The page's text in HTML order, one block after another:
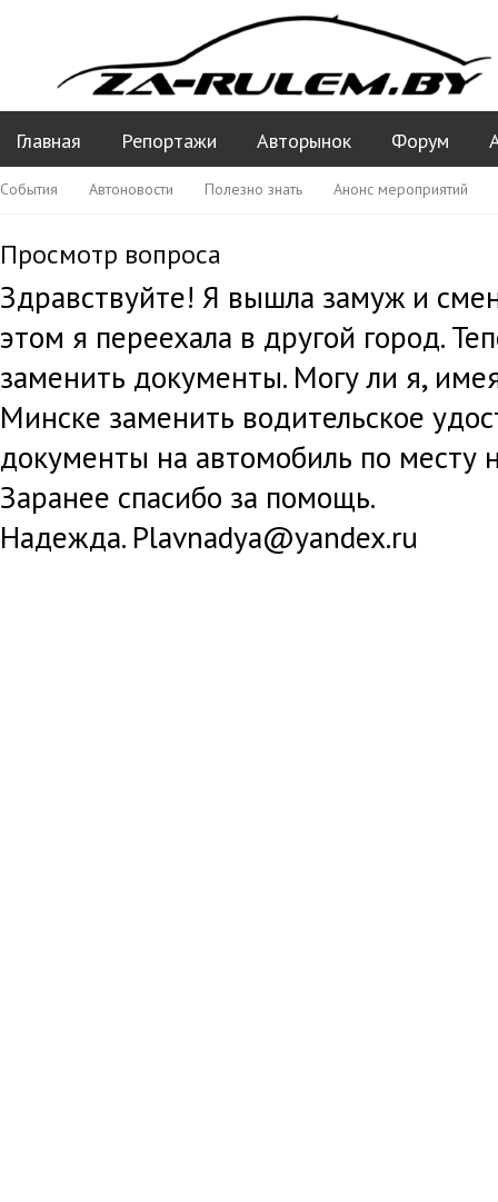
Главная Репортажи Авторынок Форум
Ваши вопросы ПДД
События Автоновости Полезно знать Анонс мероприятий
Просмотр вопроса
Здравствуйте! Я вышла замуж и
этом я переехала в другой город.
заменить документы. Могу ли я,
Минске заменить водительское
документы на автомобиль по месту
Заранее спасибо за помощь.
Надежда. Plavnadya@yandex.ru